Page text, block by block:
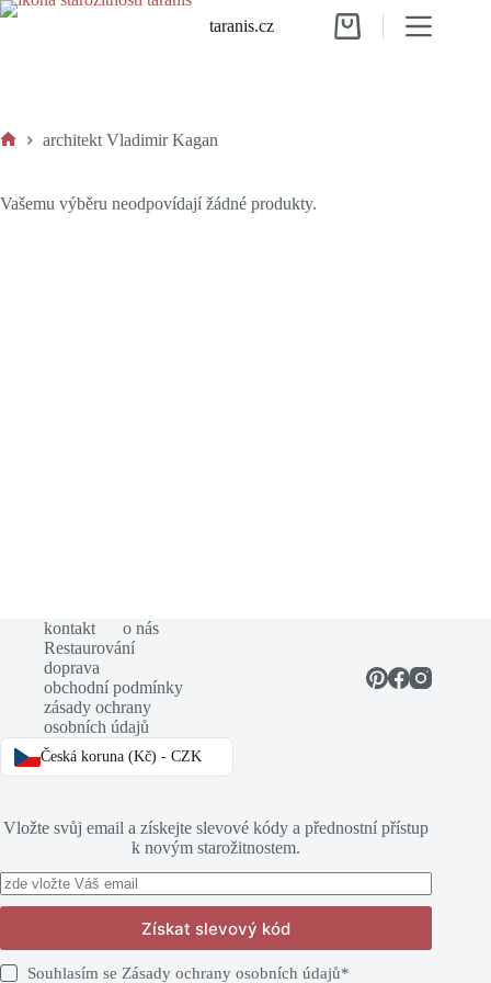
Skip
taranis.cz
Shopping
architekt Vladimir Kagan
Vašemu výběru neodpovídají žádné produkty.
kontakt
o nás
Restaurování
doprava
obchodní podmínky
zásady ochrany
osobních údajů
Česká koruna (Kč) - CZK
Vložte svůj email a získejte slevové kódy a přednostní přístup
k novým starožitnostem.
Získat slevový kód
Souhlasím se Zásady ochrany osobních údajů*